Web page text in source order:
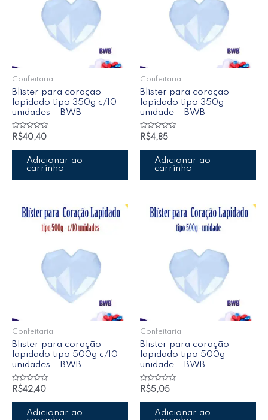
Confeitaria
Blister para coração
lapidado tipo 350g c/10
unidades – BWB
Avaliação
0
de
R$40,40
Adicionar ao
carrinho
Confeitaria
Blister para coração
lapidado tipo 350g
unidade – BWB
Avaliação
0
de
R$4,85
Adicionar ao
carrinho
Confeitaria
Blister para coração
lapidado tipo 500g c/10
unidades – BWB
Avaliação
0
de
R$42,40
Adicionar ao
Confeitaria
Blister para coração
lapidado tipo 500g
unidade – BWB
Avaliação
0
de
R$5,05
Adicionar ao